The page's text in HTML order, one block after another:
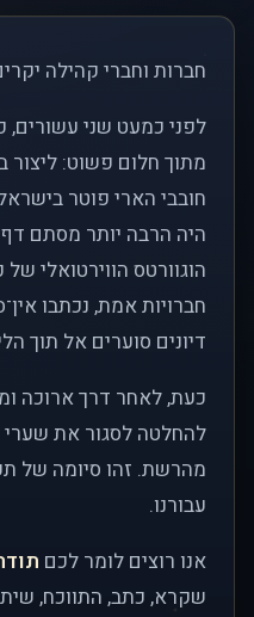
חברות וחברי קהילה
מתוך חלום פשוט: ליצור
חובבי הארי פוטר
היה הרבה יותר מסתם
הוגוורטס הווירטואלי
חברויות אמת, נכתבו
דיונים סוערים אל תוך
כעת, לאחר דרך ארוכה
להחלטה לסגור את
מהרשת. זהו סיומה של
עבורנו.
אנו רוצים לומר לכם
שקרא, כתב, התווכח,